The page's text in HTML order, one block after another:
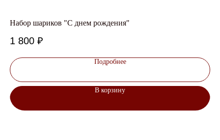
Набор шариков "С днем рождения"
1 800 ₽
Подробнее
В корзину